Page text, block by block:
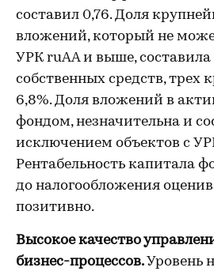
составил 0,76. Доля
вложений, который не
УРК ruAA и выше, составила
собственных средств, трех
6,8%. Доля вложений в
фондом, незначительна и
исключением объектов с
Рентабельность капитала
до налогообложения
позитивно.
Высокое качество
бизнес-процессов.Уровень